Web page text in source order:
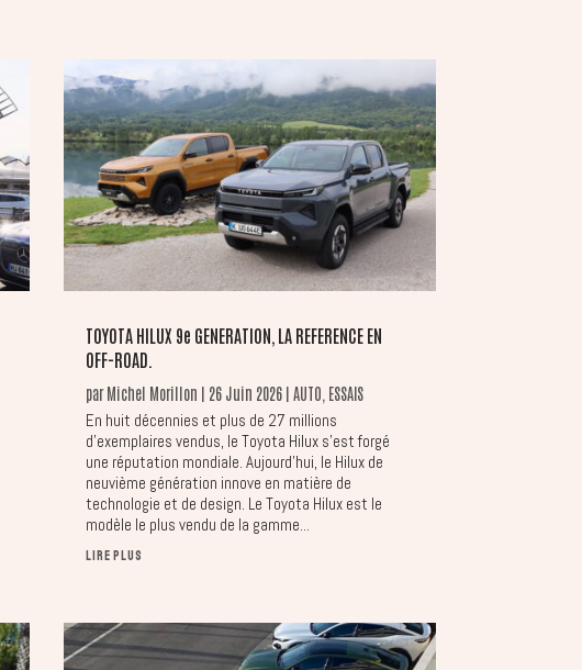
TOYOTA HILUX 9e GENERATION, LA REFERENCE EN
OFF-ROAD.
par Michel Morillon 26 Juin 2026| AUTO ESSAIS
En huit décennies et plus de 27 millions
d'exemplaires vendus, le Toyota Hilux s’est forgé
une réputation mondiale. Aujourd’hui, le Hilux de
neuvième génération innove en matière de
technologie et de design. Le Toyota Hilux est le
modèle le plus vendu de la gamme...
LIRE PLUS